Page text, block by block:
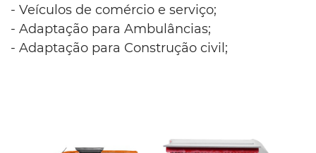
- Veículos de comércio e serviço;
- Adaptação para Ambulâncias;
- Adaptação para Construção civil;